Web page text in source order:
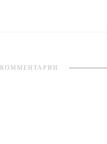
КОММЕНТАРИИ